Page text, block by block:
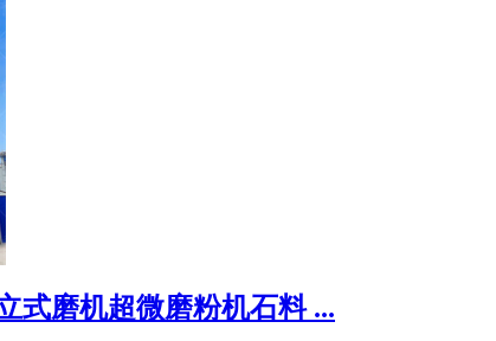
式磨机超微磨粉机石料 ...